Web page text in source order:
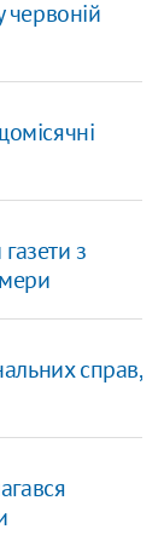
червоній
з
справ,